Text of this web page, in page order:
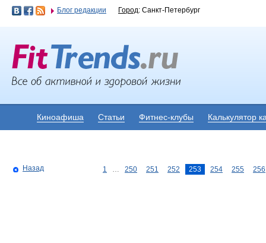
Блог редакции Город: Санкт-Петербург
Киноафиша Статьи Фитнес-клубы Калькулятор
Назад 1 250 251 252 253 254 255 256